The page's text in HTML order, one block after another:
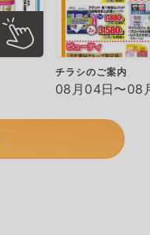
チラシのご案内
08月04日〜08